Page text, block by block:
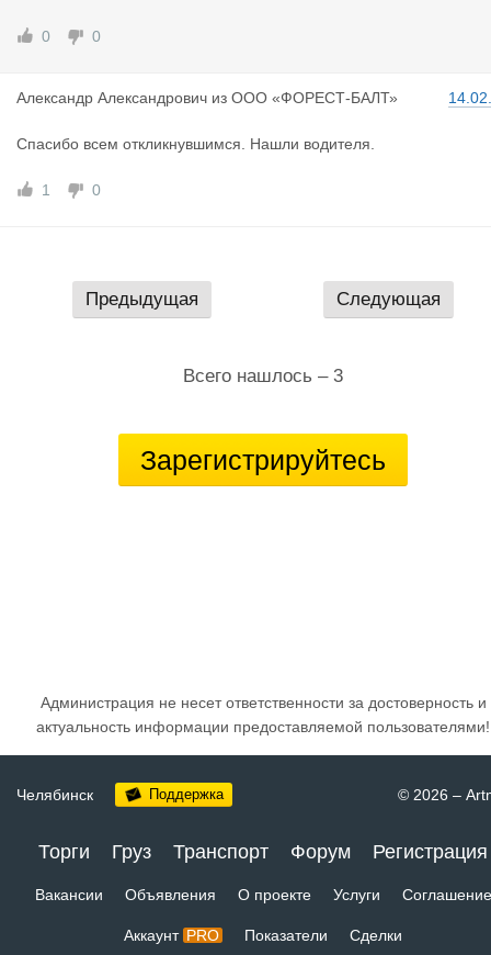
0 0
Александр Александрович из ООО «ФОРЕСТ-БАЛТ»
Спасибо всем откликнувшимся. Нашли водителя.
1 0
Предыдущая Следующая
Всего нашлось – 3
Зарегистрируйтесь
Администрация не несет ответственности за достоверность и
актуальность информации предоставляемой пользователями!
Челябинск Поддержка © 2026 –
Торги Груз Транспорт Форум Регистрация
Вакансии Объявления О проекте Услуги Соглашение
Аккаунт PRO Показатели Сделки